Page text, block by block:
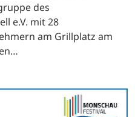
des
e.V. mit 28
am Grillplatz am